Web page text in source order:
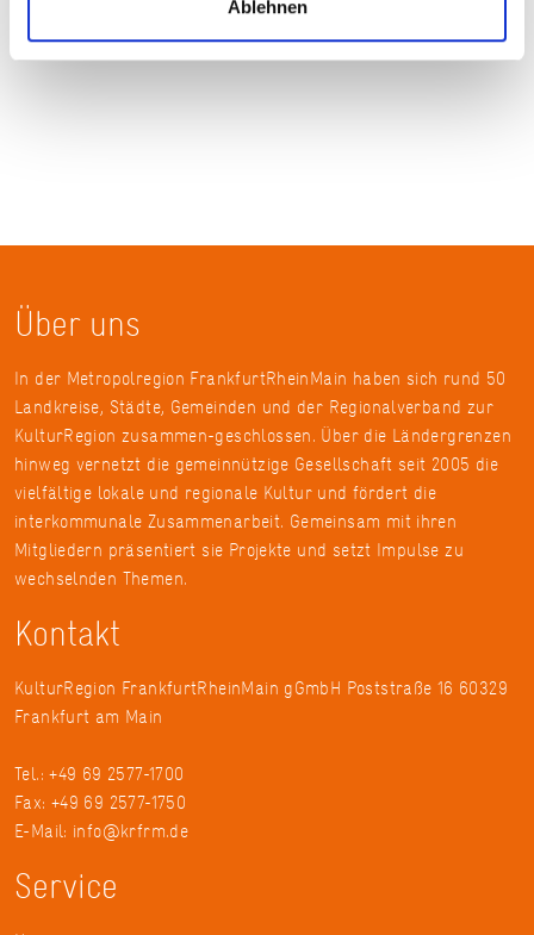
Ablehnen
Über uns
In der Metropolregion FrankfurtRheinMain haben sich rund 50
Landkreise, Städte, Gemeinden und der Regionalverband zur
KulturRegion zusammen-geschlossen. Über die Ländergrenzen
hinweg vernetzt die gemeinnützige Gesellschaft seit 2005 die
vielfältige lokale und regionale Kultur und fördert die
interkommunale Zusammenarbeit. Gemeinsam mit ihren
Mitgliedern präsentiert sie Projekte und setzt Impulse zu
wechselnden Themen.
Kontakt
KulturRegion FrankfurtRheinMain gGmbH Poststraße 16 60329
Frankfurt am Main
Tel.: +49 69 2577-1700
Fax: +49 69 2577-1750
E-Mail: info@krfrm.de
Service